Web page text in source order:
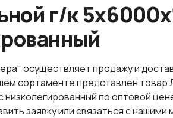
г/к
осуществляет продажу и
сортаменте представлен товар
низколегированный по оптовой
заявку или связаться с